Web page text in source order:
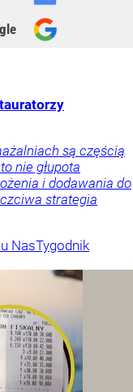
są częścią
nie głupota
i dodawania do
strategia
NasTygodnik